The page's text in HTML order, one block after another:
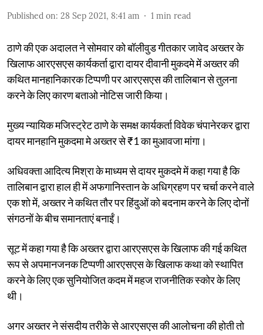
Published on: 28 Sep 2021, 8:41 am 1 min read
ठाणे की एक अदालत ने सोमवार को बॉलीवुड गीतकार जावेद अख्तर के
खिलाफ आरएसएस कार्यकर्ता द्वारा दायर दीवानी मुकदमे में अख्तर की
कथित मानहानिकारक टिप्पणी पर आरएसएस की तालिबान से तुलना
करने के लिए कारण बताओ नोटिस जारी किया।
मुख्य न्यायिक मजिस्ट्रेट ठाणे के समक्ष कार्यकर्ता विवेक चंपानेरकर द्वारा
दायर मानहानि मुकदमा मे अख्तर से ₹1 का मुआवजा मांगा।
अधिवक्ता आदित्य मिश्रा के माध्यम से दायर मुकदमे में कहा गया है कि
तालिबान द्वारा हाल ही में अफगानिस्तान के अधिग्रहण पर चर्चा करने वाले
एक शो में, अख्तर ने कथित तौर पर हिंदुओं को बदनाम करने के लिए दोनों
संगठनों के बीच समानताएं बनाईं।
सूट में कहा गया है कि अख्तर द्वारा आरएसएस के खिलाफ की गई कथित
रूप से अपमानजनक टिप्पणी आरएसएस के खिलाफ कथा को स्थापित
करने के लिए एक सुनियोजित कदम में महज राजनीतिक स्कोर के लिए
थी।
अगर अख्तर ने संसदीय तरीके से आरएसएस की आलोचना की होती तो